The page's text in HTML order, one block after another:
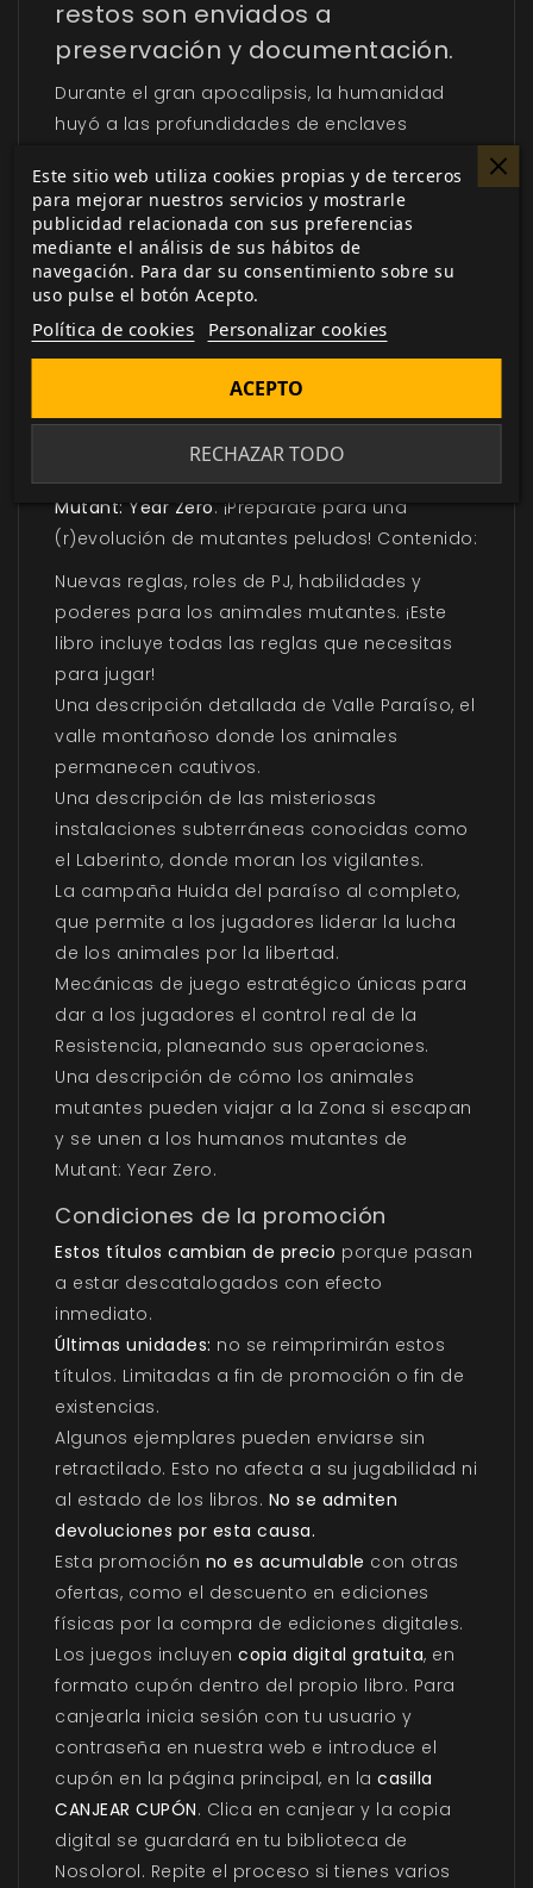
restos son enviados a
preservación y documentación.
Durante el gran apocalipsis, la humanidad
huyó a las profundidades de enclaves
los investigadores intentaron criar un nuevo
ser combinando ADN humano y animal y
crearon una bestia inteligente lo bastante
fuerte como para sobrevivir en un mundo
devastado. Los enclaves han caído, pero la
lucha de los animales por la libertad acaba
Mutant: Genlab Alphaes un juego básico,
completo e independiente que amplía el
Mutant: Year Zero. ¡Prepárate para una
(r)evolución de mutantes peludos! Contenido:
Nuevas reglas, roles de PJ, habilidades y
poderes para los animales mutantes. ¡Este
libro incluye todas las reglas que necesitas
para jugar!
Una descripción detallada de Valle Paraíso, el
valle montañoso donde los animales
permanecen cautivos.
Una descripción de las misteriosas
instalaciones subterráneas conocidas como
el Laberinto, donde moran los vigilantes.
La campaña Huida del paraíso al completo,
que permite a los jugadores liderar la lucha
de los animales por la libertad.
Mecánicas de juego estratégico únicas para
dar a los jugadores el control real de la
Resistencia, planeando sus operaciones.
Una descripción de cómo los animales
mutantes pueden viajar a la Zona si escapan
y se unen a los humanos mutantes de
Mutant: Year Zero.
Condiciones de la promoción
Estos títulos cambian de precio porque pasan
a estar descatalogados con efecto
inmediato.
Últimas unidades: no se reimprimirán estos
títulos. Limitadas a fin de promoción o fin de
existencias.
Algunos ejemplares pueden enviarse sin
retractilado. Esto no afecta a su jugabilidad ni
al estado de los libros. No se admiten
devoluciones por esta causa.
Esta promoción no es acumulable con otras
ofertas, como el descuento en ediciones
físicas por la compra de ediciones digitales.
Los juegos incluyen copia digital gratuita, en
formato cupón dentro del propio libro. Para
canjearla inicia sesión con tu usuario y
contraseña en nuestra web e introduce el
cupón en la página principal, en la casilla
CANJEAR CUPÓN. Clica en canjear y la copia
digital se guardará en tu biblioteca de
Nosolorol. Repite el proceso si tienes varios
Este sitio web utiliza cookies propias y de terceros
para mejorar nuestros servicios y mostrarle
publicidad relacionada con sus preferencias
mediante el análisis de sus hábitos de
navegación. Para dar su consentimiento sobre su
uso pulse el botón Acepto.
Política de cookies Personalizar cookies
RECHAZAR TODO
ACEPTO